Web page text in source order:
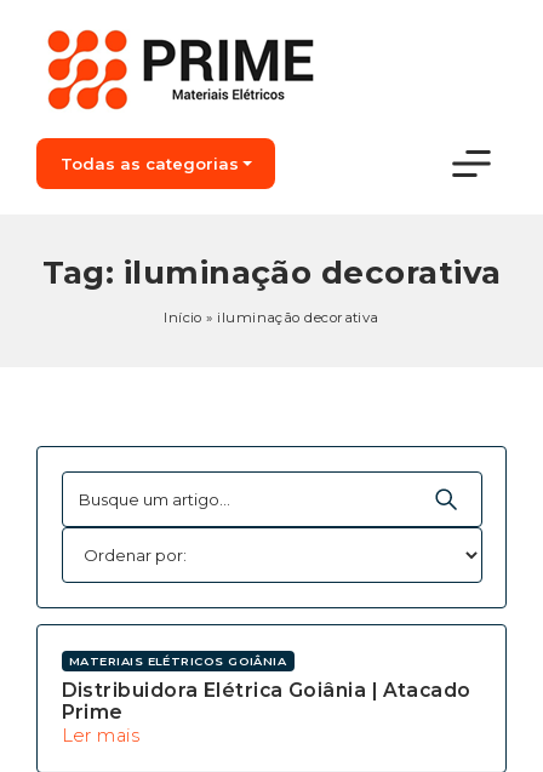
Todas as categorias
Tag: iluminação decorativa
Início » iluminação decorativa
MATERIAIS ELÉTRICOS GOIÂNIA
Distribuidora Elétrica Goiânia | Atacado
Prime
Ler mais